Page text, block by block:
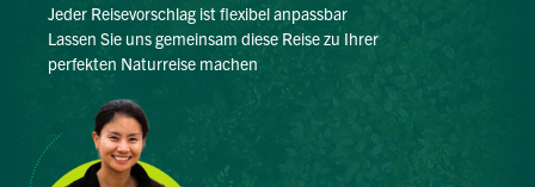
Jeder Reisevorschlag ist flexibel anpassbar
Lassen Sie uns gemeinsam diese Reise zu Ihrer
perfekten Naturreise machen